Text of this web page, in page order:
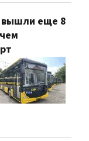
вышли еще 8